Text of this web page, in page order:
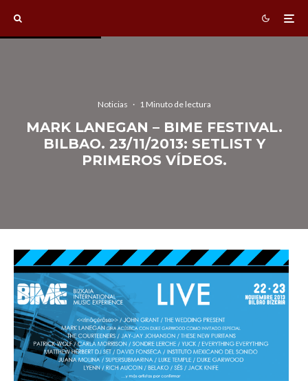
Noticias · 1 Minuto de lectura
MARK LANEGAN – BIME FESTIVAL.
BILBAO. 23/11/2013: SETLIST Y
PRIMEROS VÍDEOS.